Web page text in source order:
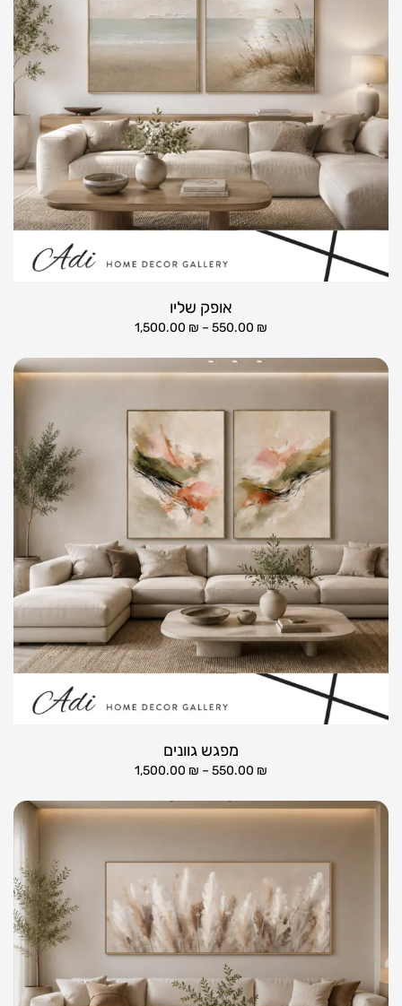
אופק שליו
550.00 ₪
–
1,500.00 ₪
מפגש גוונים
550.00 ₪
–
1,500.00 ₪